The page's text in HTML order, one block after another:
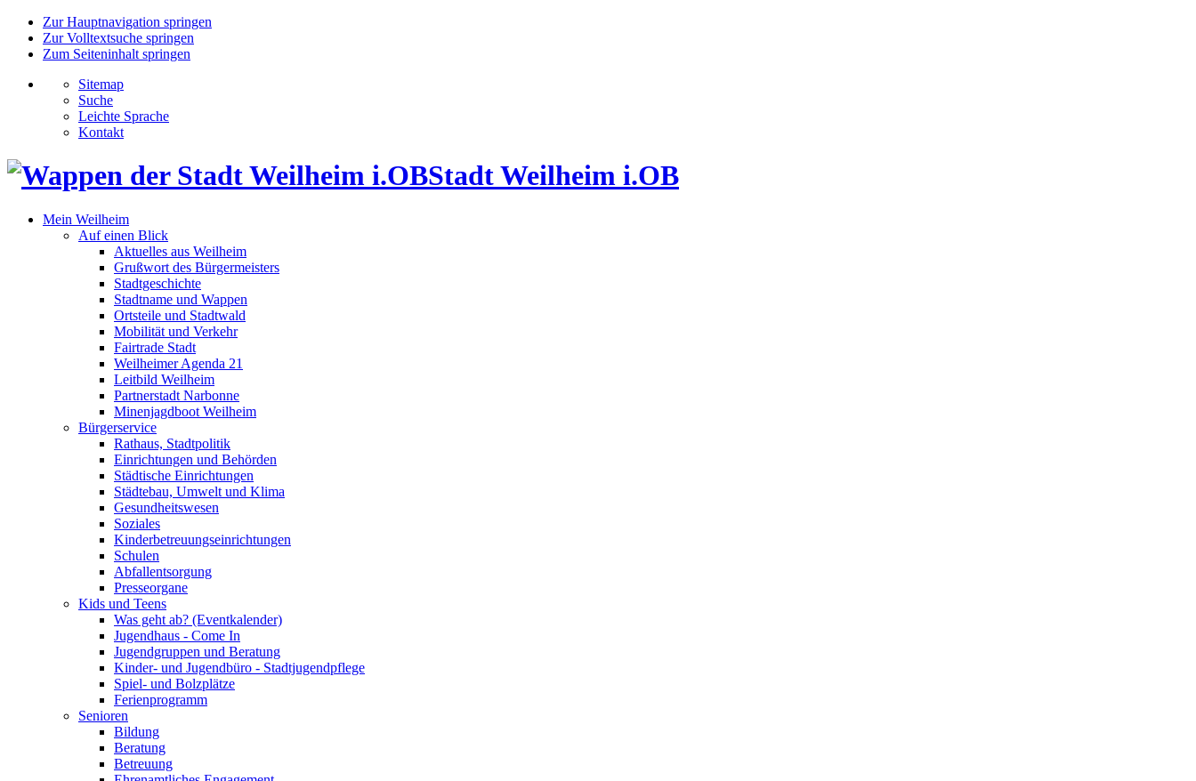
Zur Hauptnavigation springen
Zur Volltextsuche springen
Zum Seiteninhalt springen
Sitemap
Suche
Leichte Sprache
Kontakt
Stadt Weilheim i.OB
Mein Weilheim
Auf einen Blick
Aktuelles aus Weilheim
Grußwort des Bürgermeisters
Stadtgeschichte
Stadtname und Wappen
Ortsteile und Stadtwald
Mobilität und Verkehr
Fairtrade Stadt
Weilheimer Agenda 21
Leitbild Weilheim
Partnerstadt Narbonne
Minenjagdboot Weilheim
Bürgerservice
Rathaus, Stadtpolitik
Einrichtungen und Behörden
Städtische Einrichtungen
Städtebau, Umwelt und Klima
Gesundheitswesen
Soziales
Kinderbetreuungseinrichtungen
Schulen
Abfallentsorgung
Presseorgane
Kids und Teens
Was geht ab? (Eventkalender)
Jugendhaus - Come In
Jugendgruppen und Beratung
Kinder- und Jugendbüro - Stadtjugendpflege
Spiel- und Bolzplätze
Ferienprogramm
Senioren
Bildung
Beratung
Betreuung